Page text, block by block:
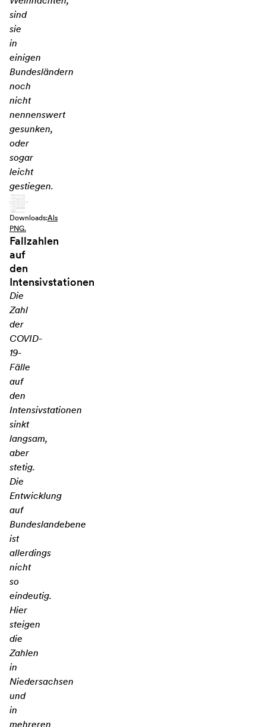
sind
sie
in
einigen
Bundesländern
noch
nicht
nennenswert
gesunken,
oder
sogar
leicht
gestiegen.
Downloads:Als
PNG.
Fallzahlen
auf
den
Intensivstationen
Die
Zahl
der
COVID-
19-
Fälle
auf
den
Intensivstationen
sinkt
langsam,
aber
stetig.
Die
Entwicklung
auf
Bundeslandebene
ist
allerdings
nicht
so
eindeutig.
Hier
steigen
die
Zahlen
in
Niedersachsen
und
in
mehreren